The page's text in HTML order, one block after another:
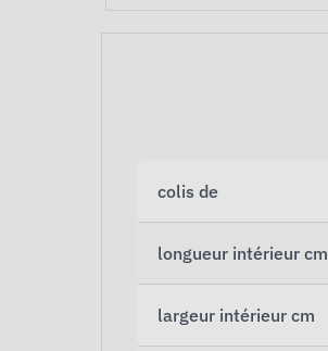
colis de
longueur intérieur cm
largeur intérieur cm